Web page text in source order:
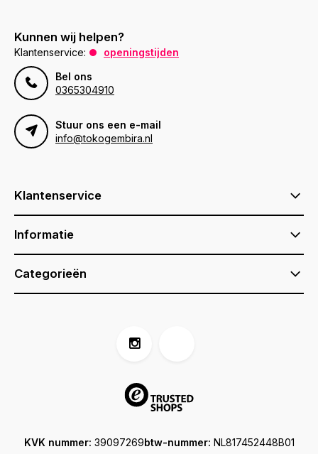
Kunnen wij helpen?
Klantenservice:
openingstijden
Bel ons
0365304910
Stuur ons een e-mail
info@tokogembira.nl
Klantenservice
Informatie
Categorieën
KVK nummer: 39097269btw-nummer: NL817452448B01